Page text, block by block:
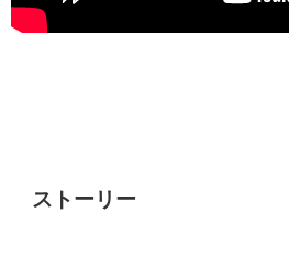
ストーリー